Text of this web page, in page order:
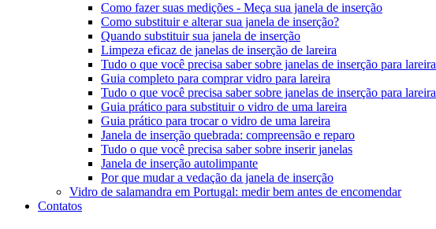
Como fazer suas medições - Meça sua janela de inserção
Como substituir e alterar sua janela de inserção?
Quando substituir sua janela de inserção
Limpeza eficaz de janelas de inserção de lareira
Tudo o que você precisa saber sobre janelas de inserção para lareira
Guia completo para comprar vidro para lareira
Tudo o que você precisa saber sobre janelas de inserção para lareira
Guia prático para substituir o vidro de uma lareira
Guia prático para trocar o vidro de uma lareira
Janela de inserção quebrada: compreensão e reparo
Tudo o que você precisa saber sobre inserir janelas
Janela de inserção autolimpante
Por que mudar a vedação da janela de inserção
Vidro de salamandra em Portugal: medir bem antes de encomendar
Contatos